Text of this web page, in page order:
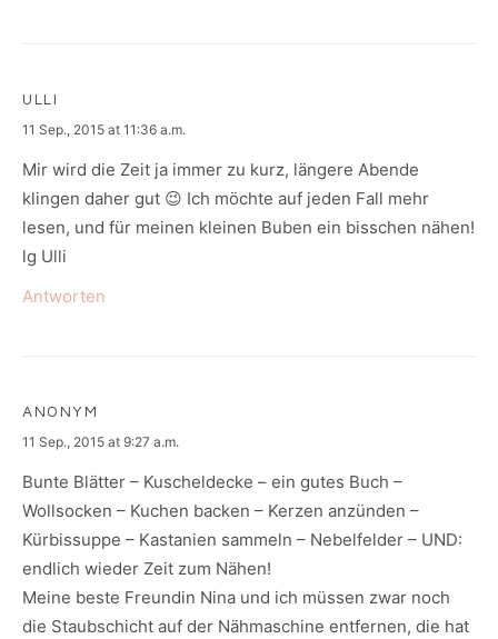
ULLI
says:
11 Sep., 2015 at 11:36 a.m.
Mir wird die Zeit ja immer zu kurz, längere Abende
klingen daher gut 😉 Ich möchte auf jeden Fall mehr
lesen, und für meinen kleinen Buben ein bisschen nähen!
lg Ulli
Antworten
ANONYM
says:
11 Sep., 2015 at 9:27 a.m.
Bunte Blätter – Kuscheldecke – ein gutes Buch –
Wollsocken – Kuchen backen – Kerzen anzünden –
Kürbissuppe – Kastanien sammeln – Nebelfelder – UND:
endlich wieder Zeit zum Nähen!
Meine beste Freundin Nina und ich müssen zwar noch
die Staubschicht auf der Nähmaschine entfernen, die hat